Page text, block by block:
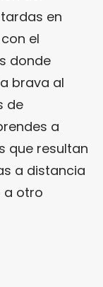
en
el
donde
brava al
de
a
que resultan
a distancia
a otro